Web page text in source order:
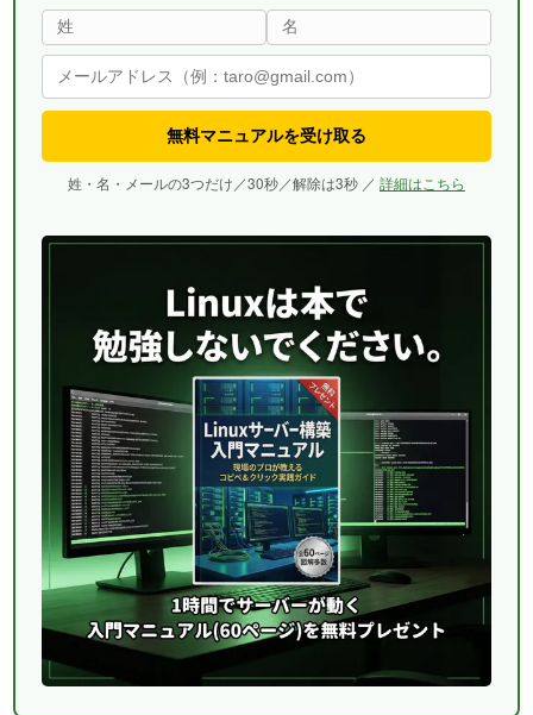
無料マニュアルを受け取る
姓・名・メールの3つだけ／30秒／解除は3秒 ／ 詳細はこちら